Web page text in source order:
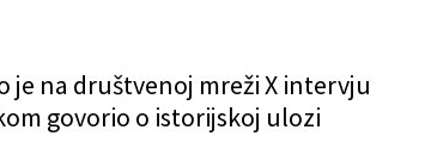
je na društvenoj mreži X intervju
govorio o istorijskoj ulozi